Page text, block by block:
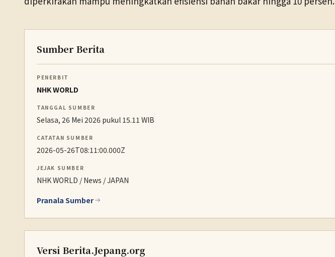
Sumber Berita
PENERBIT
NHK WORLD
TANGGAL SUMBER
Selasa, 26 Mei 2026 pukul 15.11 WIB
CATATAN SUMBER
2026-05-26T08:11:00.000Z
JEJAK SUMBER
NHK WORLD / News / JAPAN
Pranala Sumber
Versi Berita.Jepang.org